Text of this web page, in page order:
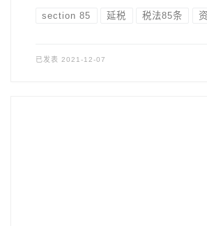
section 85 延税 税法85条
已发表 2021-12-07